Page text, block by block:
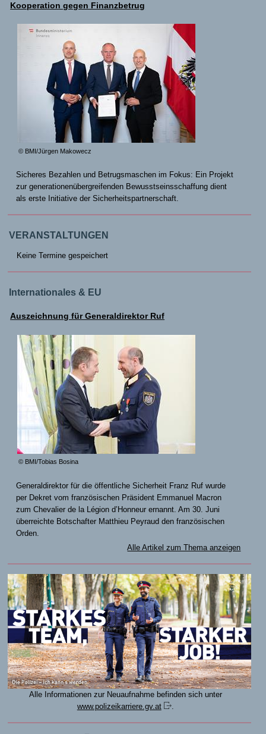
Kooperation gegen Finanzbetrug
© BMI/Jürgen Makowecz
Sicheres Bezahlen und Betrugsmaschen im Fokus: Ein Projekt
zur generationenübergreifenden Bewusstseinsschaffung dient
als erste Initiative der Sicherheitspartnerschaft.
VERANSTALTUNGEN
Keine Termine gespeichert
Internationales & EU
Auszeichnung für Generaldirektor Ruf
© BMI/Tobias Bosina
Generaldirektor für die öffentliche Sicherheit Franz Ruf wurde
per Dekret vom französischen Präsident Emmanuel Macron
zum Chevalier de la Légion d’Honneur ernannt. Am 30. Juni
überreichte Botschafter Matthieu Peyraud den französischen
Orden.
Alle Artikel zum Thema anzeigen
Alle Informationen zur Neuaufnahme befinden sich unter
www.polizeikarriere.gv.at
.